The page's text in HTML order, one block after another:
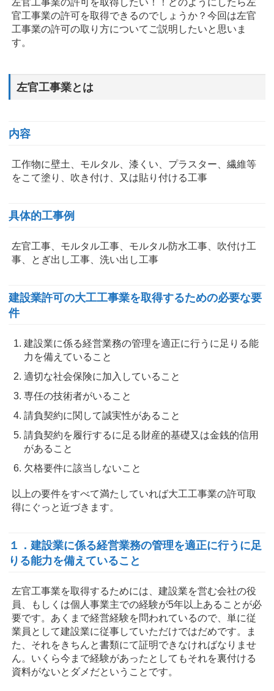
左官工事業の許可を取得したい！！どのようにしたら左
官工事業の許可を取得できるのでしょうか？今回は左官
工事業の許可の取り方についてご説明したいと思いま
す。
左官工事業とは
内容
工作物に壁土、モルタル、漆くい、プラスター、繊維等
をこて塗り、吹き付け、又は貼り付ける工事
具体的工事例
左官工事、モルタル工事、モルタル防水工事、吹付け工
事、とぎ出し工事、洗い出し工事
建設業許可の大工工事業を取得するための必要な要
件
建設業に係る経営業務の管理を適正に行うに足りる能
力を備えていること
適切な社会保険に加入していること
専任の技術者がいること
請負契約に関して誠実性があること
請負契約を履行するに足る財産的基礎又は金銭的信用
があること
欠格要件に該当しないこと
以上の要件をすべて満たしていれば大工工事業の許可取
得にぐっと近づきます。
１．建設業に係る経営業務の管理を適正に行うに足
りる能力を備えていること
左官工事業を取得するためには、建設業を営む会社の役
員、もしくは個人事業主での経験が5年以上あることが必
要です。あくまで経営経験を問われているので、単に従
業員として建設業に従事していただけではだめです。ま
た、それをきちんと書類にて証明できなければなりませ
ん。いくら今まで経験があったとしてもそれを裏付ける
資料がないとダメだということです。